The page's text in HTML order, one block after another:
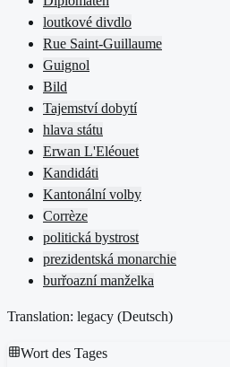
loutkové divdlo
Rue Saint-Guillaume
Guignol
Bild
Tajemství dobytí
hlava státu
Erwan L'Eléouet
Kandidáti
Kantonální volby
Corrèze
politická bystrost
prezidentská monarchie
burřoazní manželka
Translation: legacy (Deutsch)
Wort des Tages